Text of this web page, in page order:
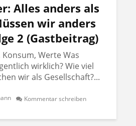
Alles anders als
wir anders
2 (Gastbeitrag)
Konsum, Werte Was
wirklich? Wie viel
wir als Gesellschaft?...
Kommentar schreiben